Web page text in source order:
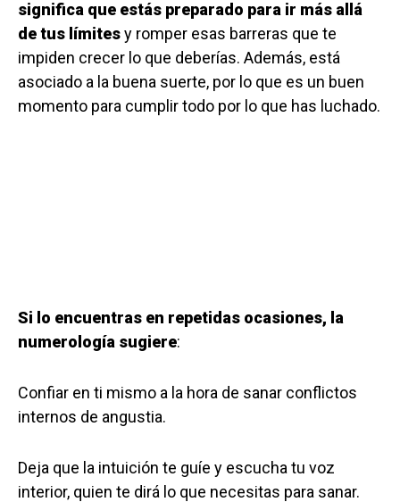
significa que estás preparado para ir más allá
de tus límitesy romper esas barreras que te
impiden crecer lo que deberías. Además, está
asociado a la buena suerte, por lo que es un buen
momento para cumplir todo por lo que has luchado.
Si lo encuentras en repetidas ocasiones, la
numerología sugiere:
Confiar en ti mismo a la hora de sanar conflictos
internos de angustia.
Deja que la intuición te guíe y escucha tu voz
interior, quien te dirá lo que necesitas para sanar.